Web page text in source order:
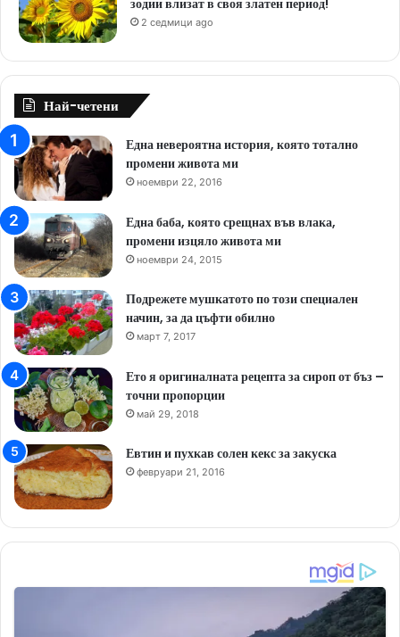
зодии влизат в своя златен период!
2 седмици ago
Най-четени
Една невероятна история, която тотално
промени живота ми
ноември 22, 2016
Една баба, която срещнах във влака,
промени изцяло живота ми
ноември 24, 2015
Подрежете мушкатото по този специален
начин, за да цъфти обилно
март 7, 2017
Ето я оригиналната рецепта за сироп от бъз –
точни пропорции
май 29, 2018
Евтин и пухкав солен кекс за закуска
февруари 21, 2016